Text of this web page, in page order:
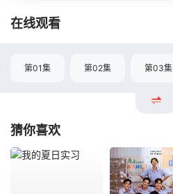
在线观看
第01集 第02集 第03集
猜你喜欢